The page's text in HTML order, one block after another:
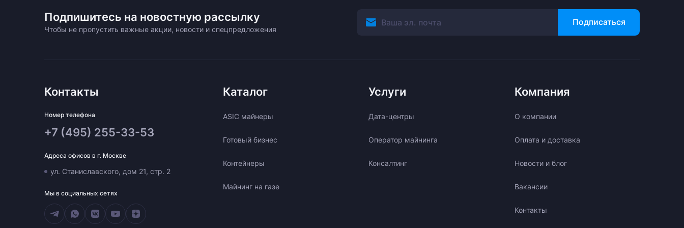
Подпишитесь на новостную рассылку
Чтобы не пропустить важные акции, новости и спецпредложения
Подписаться
Контакты
Номер телефона
+7 (495) 255-33-53
Адреса офисов в г. Москве
ул. Станиславского, дом 21, стр. 2
Мы в социальных сетях
Каталог
ASIC майнеры
Готовый бизнес
Контейнеры
Майнинг на газе
Услуги
Дата-центры
Оператор майнинга
Консалтинг
Компания
О компании
Оплата и доставка
Новости и блог
Вакансии
Контакты